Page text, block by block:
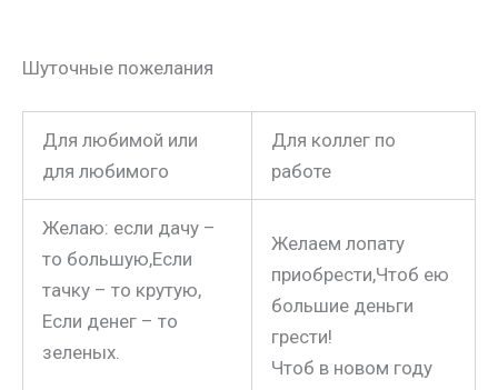
Шуточные пожелания
Для любимой или
для любимого
Для коллег по
работе
Желаю: если дачу –
то большую,Если
тачку – то крутую,
Если денег – то
зеленых.
Желаем лопату
приобрести,Чтоб ею
большие деньги
грести!
Чтоб в новом году